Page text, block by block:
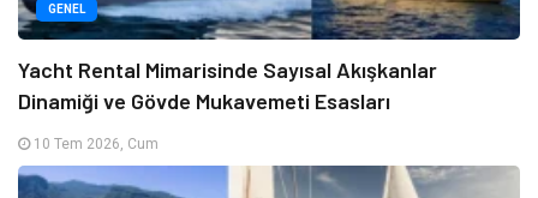
GENEL
Yacht Rental Mimarisinde Sayısal Akışkanlar
Dinamiği ve Gövde Mukavemeti Esasları
10 Tem 2026, Cum